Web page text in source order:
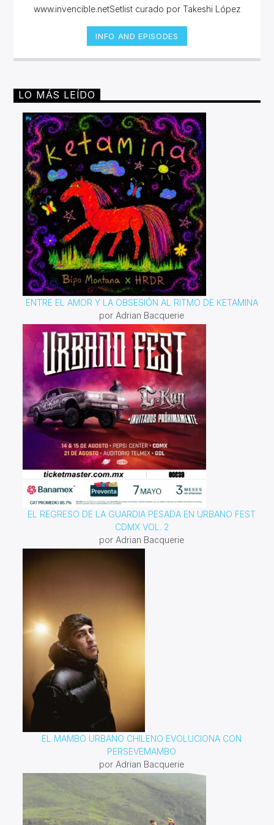
www.invencible.netSetlist curado por Takeshi López
INFO AND EPISODES
LO MÁS LEÍDO
ENTRE EL AMOR Y LA OBSESIÓN AL RITMO DE KETAMINA
por Adrian Bacquerie
EL REGRESO DE LA GUARDIA PESADA EN URBANO FEST
CDMX VOL. 2
por Adrian Bacquerie
EL MAMBO URBANO CHILENO EVOLUCIONA CON
PERSEVEMAMBO
por Adrian Bacquerie